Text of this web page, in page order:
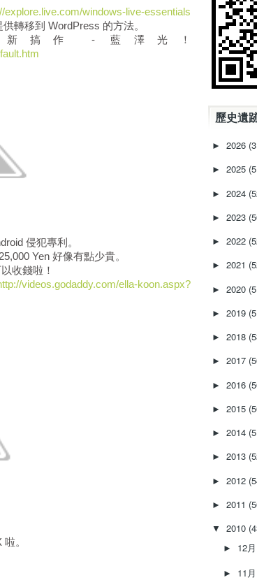
explore.live.com/windows-live-essentials
轉移到 WordPress 的方法。
新搞作 - 藍澤光！
侵犯專利。
Yen 好像有點少貴。
收錢啦！
videos.godaddy.com/ella-koon.aspx?
。
歷史遺
► 2026
► 2025
► 2024
► 2023
► 2022
► 2021
► 2020
► 2019
► 2018
► 2017
► 2016
► 2015
► 2014
► 2013
► 2012
► 2011
▼ 2010
► 12月
► 11月